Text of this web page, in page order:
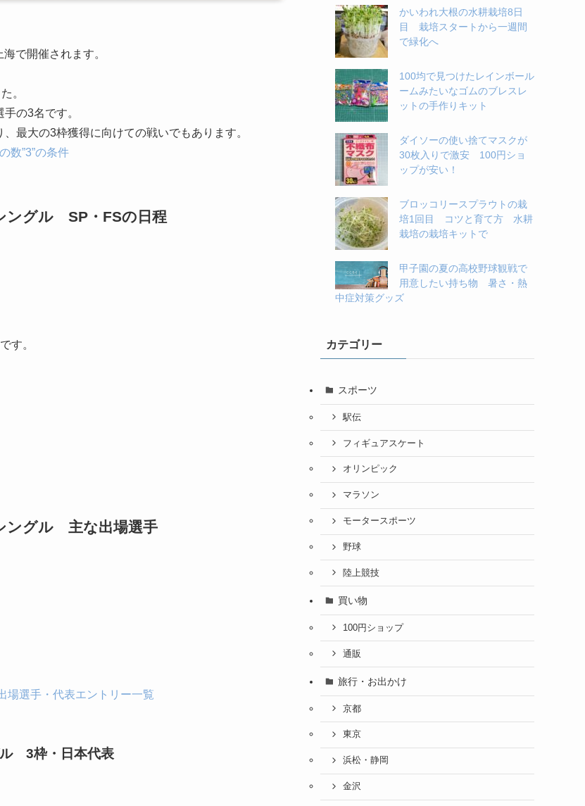
で開催されます。
。
の3名です。
最大の3枠獲得に向けての戦いでもあります。
数”3”の条件
ングル SP・FSの日程
す。
ングル 主な出場選手
選手・代表エントリー一覧
3枠・日本代表
かいわれ大根の水耕栽培8日
目 栽培スタートから一週間
で緑化へ
100均で見つけたレインボール
ームみたいなゴムのブレスレ
ットの手作りキット
ダイソーの使い捨てマスクが
30枚入りで激安 100円ショ
ップが安い！
ブロッコリースプラウトの栽
培1回目 コツと育て方 水耕
栽培の栽培キットで
甲子園の夏の高校野球観戦で
用意したい持ち物 暑さ・熱
中症対策グッズ
カテゴリー
スポーツ
駅伝
フィギュアスケート
オリンピック
マラソン
モータースポーツ
野球
陸上競技
買い物
100円ショップ
通販
旅行・お出かけ
京都
東京
浜松・静岡
金沢